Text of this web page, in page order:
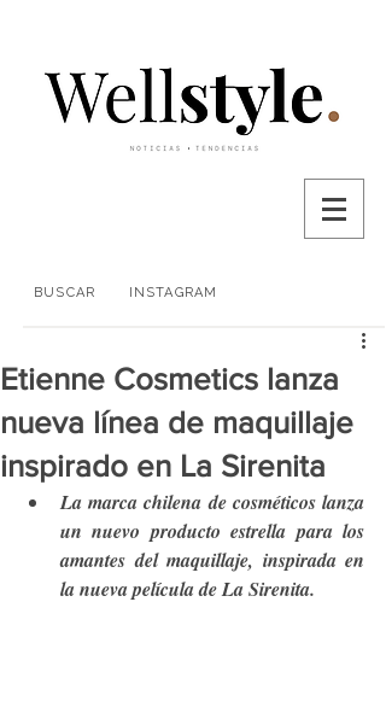
BUSCAR INSTAGRAM
Etienne Cosmetics lanza
nueva línea de maquillaje
inspirado en La Sirenita
La marca chilena de cosméticos lanza
un nuevo producto estrella para los
amantes del maquillaje, inspirada en
la nueva película de La Sirenita.